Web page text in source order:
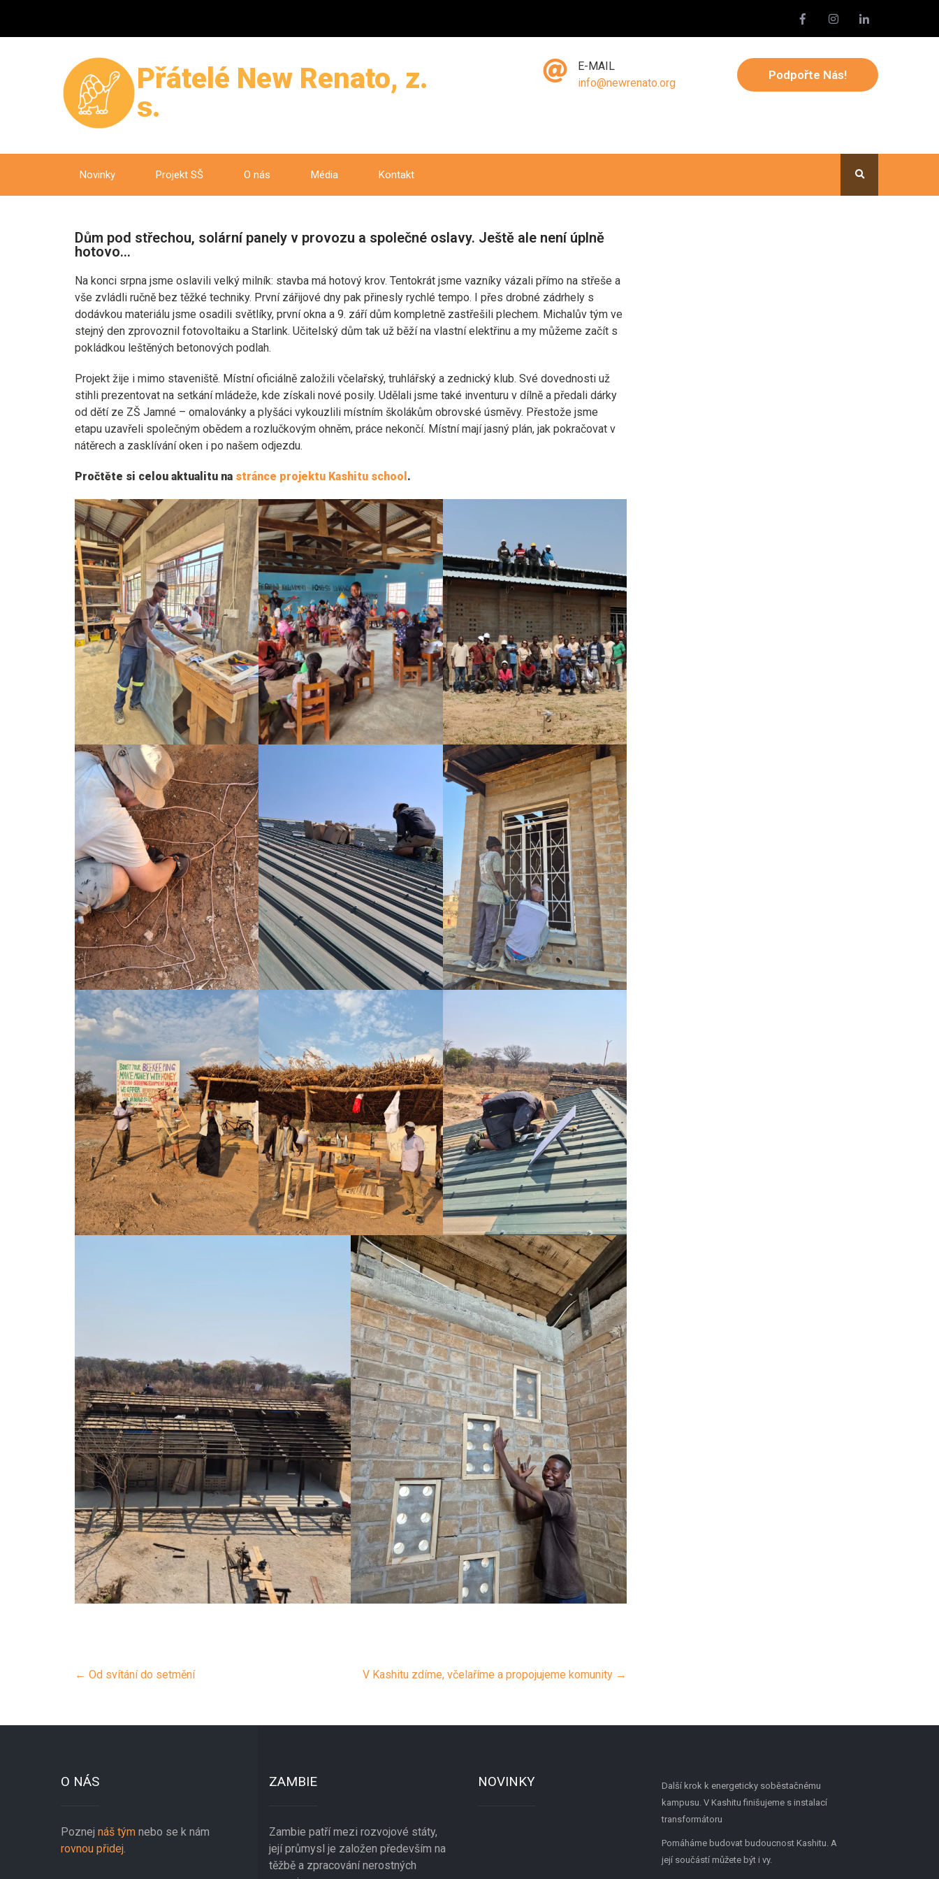
Přátelé New Renato, z.
s.
E-MAIL
info@newrenato.org
Podpořte Nás!
Novinky Projekt SŠ O nás Média Kontakt
Dům pod střechou, solární panely v provozu a společné oslavy. Ještě ale není úplně
hotovo…
Na konci srpna jsme oslavili velký milník: stavba má hotový krov. Tentokrát jsme vazníky vázali přímo na střeše a
vše zvládli ručně bez těžké techniky. První zářijové dny pak přinesly rychlé tempo. I přes drobné zádrhely s
dodávkou materiálu jsme osadili světlíky, první okna a 9. září dům kompletně zastřešili plechem. Michalův tým ve
stejný den zprovoznil fotovoltaiku a Starlink. Učitelský dům tak už běží na vlastní elektřinu a my můžeme začít s
pokládkou leštěných betonových podlah.
Projekt žije i mimo staveniště. Místní oficiálně založili včelařský, truhlářský a zednický klub. Své dovednosti už
stihli prezentovat na setkání mládeže, kde získali nové posily. Udělali jsme také inventuru v dílně a předali dárky
od dětí ze ZŠ Jamné – omalovánky a plyšáci vykouzlili místním školákům obrovské úsměvy. Přestože jsme
etapu uzavřeli společným obědem a rozlučkovým ohněm, práce nekončí. Místní mají jasný plán, jak pokračovat v
nátěrech a zasklívání oken i po našem odjezdu.
Pročtěte si celou aktualitu na stránce projektu Kashitu school .
Post
navigation
← Od svítání do setmění V Kashitu zdíme, včelaříme a propojujeme komunity →
O NÁS
Poznej náš tým nebo se k nám
rovnou přidej.
ZAMBIE
Zambie patří mezi rozvojové státy,
její průmysl je založen především na
těžbě a zpracování nerostných
NOVINKY
Další krok k energeticky soběstačnému
kampusu. V Kashitu finišujeme s instalací
transformátoru
Pomáháme budovat budoucnost Kashitu. A
její součástí můžete být i vy.